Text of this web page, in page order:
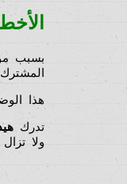
بسبب
هذا
تدرك
ولا